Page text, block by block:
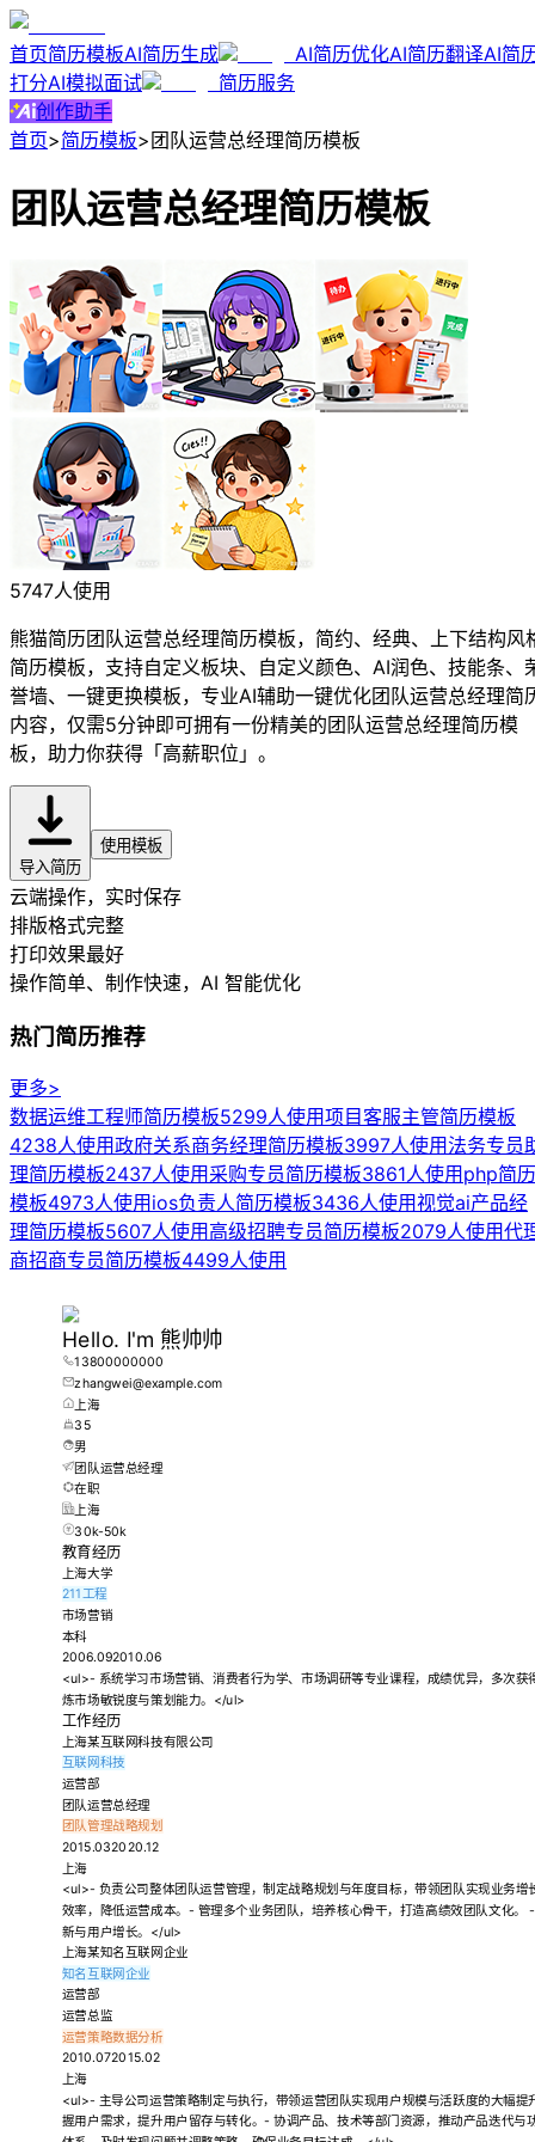
首页简历模板AI简历生成 AI简历优化AI简历翻译AI简
打分AI模拟面试
简历服务
创作助手
首页>简历模板> 团队运营总经理简历模板
团队运营总经理简历模板
5747人使用
熊猫简历团队运营总经理简历模板，简约、经典、上下结构风
简历模板，支持自定义板块、自定义颜色、AI润色、技能条、
誉墙、一键更换模板，专业AI辅助一键优化团队运营总经理简
内容，仅需5分钟即可拥有一份精美的团队运营总经理简历模
板，助力你获得「高薪职位」。
导入简历
使用模板
云端操作，实时保存
排版格式完整
打印效果最好
操作简单、制作快速，AI 智能优化
热门简历推荐
更多>
数据运维工程师简历模板5299人使用项目客服主管简历模板
4238人使用政府关系商务经理简历模板3997人使用法务专员
理简历模板2437人使用 采购专员简历模板3861人使用 php简历
模板4973人使用 ios负责人简历模板3436人使用视觉ai产品经
理简历模板5607人使用 高级招聘专员简历模板2079人使用代
商招商专员简历模板4499人使用
Hello. I'm 熊帅帅
13800000000
zhangwei@example.com
上海
35
男
团队运营总经理
在职
上海
30k-50k
教育经历
上海大学
211工程
市场营销
本科
2006.092010.06
<ul>- 系统学习市场营销、消费者行为学、市场调研等专业课程，成绩优异，多次
炼市场敏锐度与策划能力。</ul>
工作经历
上海某互联网科技有限公司
互联网科技
运营部
团队运营总经理
团队管理战略规划
2015.032020.12
上海
<ul>- 负责公司整体团队运营管理，制定战略规划与年度目标，带领团队实现业务
效率，降低运营成本。- 管理多个业务团队，培养核心骨干，打造高绩效团队文化
新与用户增长。</ul>
上海某知名互联网企业
知名互联网企业
运营部
运营总监
运营策略数据分析
2010.072015.02
上海
<ul>- 主导公司运营策略制定与执行，带领运营团队实现用户规模与活跃度的大幅
握用户需求，提升用户留存与转化。- 协调产品、技术等部门资源，推动产品迭代